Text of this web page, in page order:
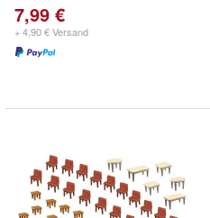
7,99 €
+ 4,90 € Versand